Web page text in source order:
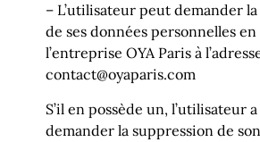
– L’utilisateur peut demander
de ses données personnelles
l’entreprise OYA Paris à
contact@oyaparis.com
S’il en possède un, l’utilisateur
demander la suppression de